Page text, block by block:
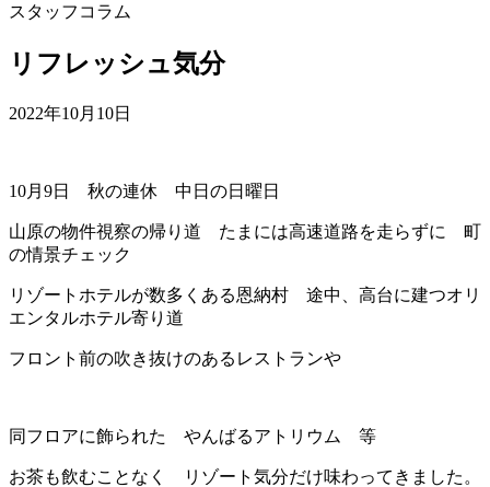
スタッフコラム
リフレッシュ気分
2022年10月10日
10月9日 秋の連休 中日の日曜日
山原の物件視察の帰り道 たまには高速道路を走らずに 町
の情景チェック
リゾートホテルが数多くある恩納村 途中、高台に建つオリ
エンタルホテル寄り道
フロント前の吹き抜けのあるレストランや
同フロアに飾られた やんばるアトリウム 等
お茶も飲むことなく リゾート気分だけ味わってきました。